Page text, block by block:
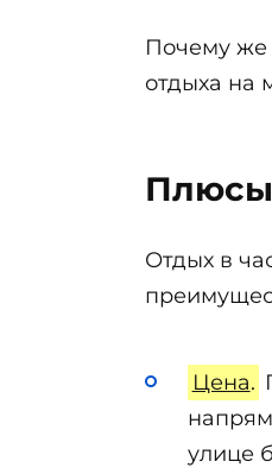
Почему же
отдыха на
Плюсы
Отдых в
Цена.
улице